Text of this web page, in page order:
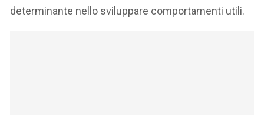
determinante nello sviluppare comportamenti utili.